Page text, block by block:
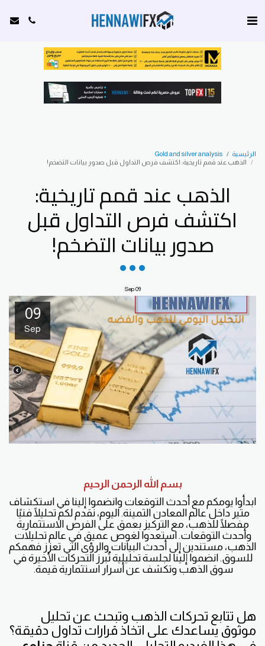
الرئيسية
Gold and silver analysis
الذهب عند قمم تاريخية: اكتشف فرص التداول قبل صدور بيانات التضخم!
الذهب عند قمم تاريخية:
اكتشف فرص التداول قبل
صدور بيانات التضخم!
09
Sep
09
Sep
بسم الله الرحمن الرحيم
ابدأوا يومكم مع أحدث التوقعات وانضموا إلينا في استكشاف
مثير داخل عالم المعادن الثمينة. اليوم، نقدم لكم تحليلًا فنيًا
مفصلًا للذهب، مع التركيز بعمق على الفرص الاستثمارية
وأحدث التوقعات. استعدوا لغوص عميق في عالم تحليلات
الذهب، مستندين إلى أحدث البيانات والرؤى التي تعزز فهمكم
للسوق. انضموا إلينا لجلسة تحليلية تُبرز التحركات الأخيرة في
سوق الذهب وتكشف عن أسرار استثمارية قيمة.
هل تتابع تحركات الذهب وتبحث عن تحليل
موثوق يساعدك على اتخاذ قرارات تداول دقيقة؟